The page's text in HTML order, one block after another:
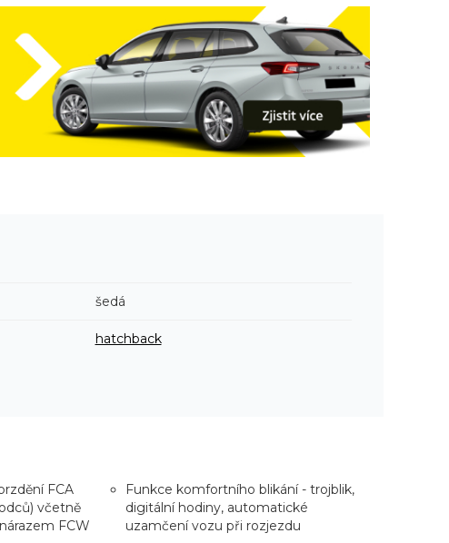
šedá
hatchback
FCA
včetně
FCW
Funkce komfortního blikání - trojblik,
digitální hodiny, automatické
uzamčení vozu při rozjezdu